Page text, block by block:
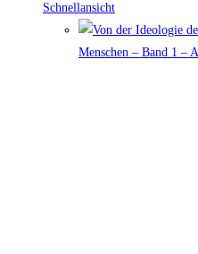
Schnellansicht